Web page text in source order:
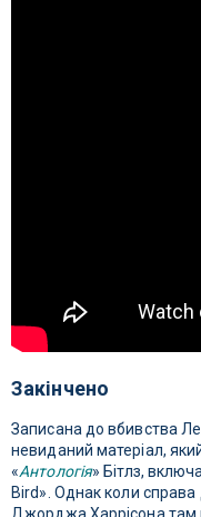
Закінчено
Записана до вбивства
невиданий матеріал,
«Антологія» Бітлз,
Bird». Однак коли справа